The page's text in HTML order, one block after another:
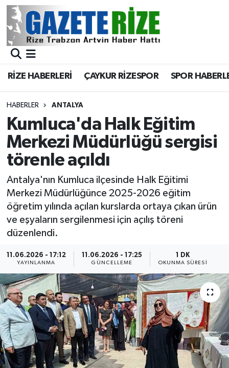
RİZE HABERLERİ ÇAYKUR RİZESPOR SPOR
HABERLER ANTALYA
Kumluca'da Halk Eğitim
Merkezi Müdürlüğü sergisi
törenle açıldı
Antalya'nın Kumluca ilçesinde Halk Eğitimi
Merkezi Müdürlüğünce 2025-2026 eğitim
öğretim yılında açılan kurslarda ortaya çıkan ürün
ve eşyaların sergilenmesi için açılış töreni
düzenlendi.
11.06.2026 - 17:12
YAYINLANMA
11.06.2026 - 17:25
GÜNCELLEME
1 DK
OKUNMA SÜRESI
BÖLGEMİZ
Asayiş
Rize Jandarma Komutanlığı
Bilim Teknoloji
Advertising news
Canlı Maç
Dış Haberler
Dünya
EĞİTİM
EKONOMİ
Merkez Nöbetçi Eczaneler
Merkez Trafik Yoğunluk Haritası
Süper Lig Puan Durumu ve Fikstür
Tüm Manşetler
Son Dakika Haberleri
Haber Arşivi